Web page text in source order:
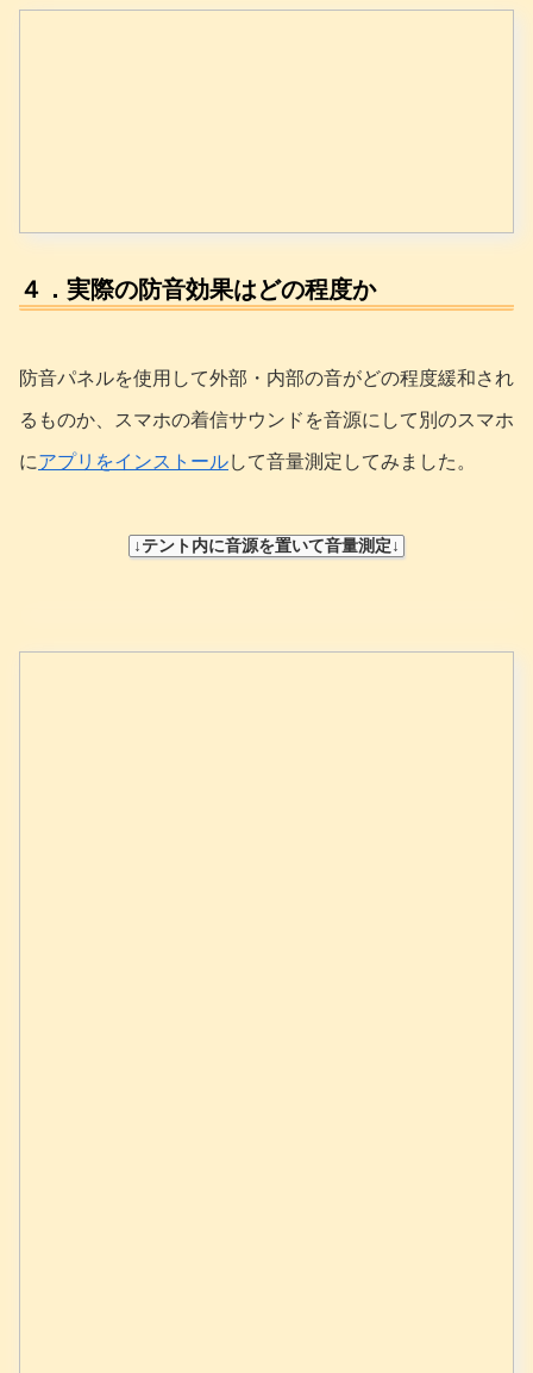
４．実際の防音効果はどの程度か
防音パネルを使用して外部・内部の音がどの程度緩和され
るものか、スマホの着信サウンドを音源にして別のスマホ
にアプリをインストールして音量測定してみました。
↓テント内に音源を置いて音量測定↓